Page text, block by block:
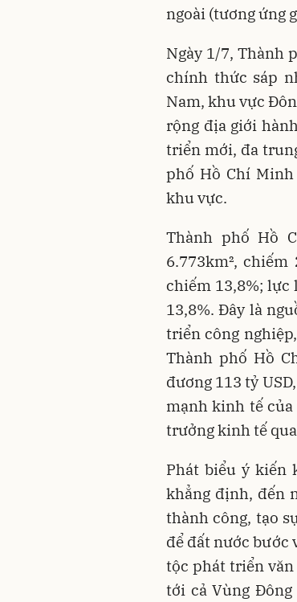
ngoài (tương ứng
Ngày 1/7, Thành
chính thức sáp
Nam, khu vực
rộng địa giới
triển mới, đa
phố Hồ Chí
khu vực.
Thành phố Hồ
6.773km²,
chiếm 13,8%; lực
13,8%. Đây là
triển công
Thành phố Hồ
đương 113 tỷ
mạnh kinh tế
trưởng kinh tế
Phát biểu ý kiến
khẳng định, đến
thành công, tạo
để đất nước bước
tộc phát triển
tới cả Vùng